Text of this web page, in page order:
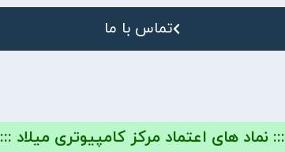
تماس با ما
::: نماد های اعتماد مرکز کامپیوتری میلاد :::